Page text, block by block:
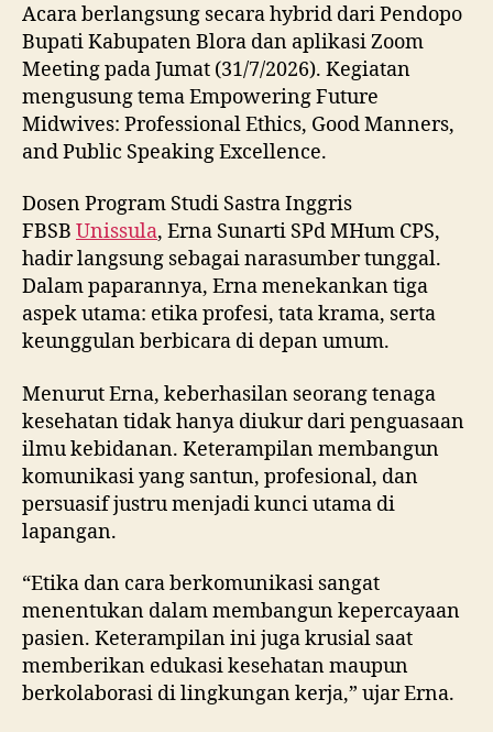
Acara berlangsung secara hybrid dari Pendopo
Bupati Kabupaten Blora dan aplikasi Zoom
Meeting pada Jumat (31/7/2026). Kegiatan
mengusung tema Empowering Future
Midwives: Professional Ethics, Good Manners,
and Public Speaking Excellence.
Dosen Program Studi Sastra Inggris
FBSB Unissula, Erna Sunarti SPd MHum CPS,
hadir langsung sebagai narasumber tunggal.
Dalam paparannya, Erna menekankan tiga
aspek utama: etika profesi, tata krama, serta
keunggulan berbicara di depan umum.
Menurut Erna, keberhasilan seorang tenaga
kesehatan tidak hanya diukur dari penguasaan
ilmu kebidanan. Keterampilan membangun
komunikasi yang santun, profesional, dan
persuasif justru menjadi kunci utama di
lapangan.
“Etika dan cara berkomunikasi sangat
menentukan dalam membangun kepercayaan
pasien. Keterampilan ini juga krusial saat
memberikan edukasi kesehatan maupun
berkolaborasi di lingkungan kerja,” ujar Erna.